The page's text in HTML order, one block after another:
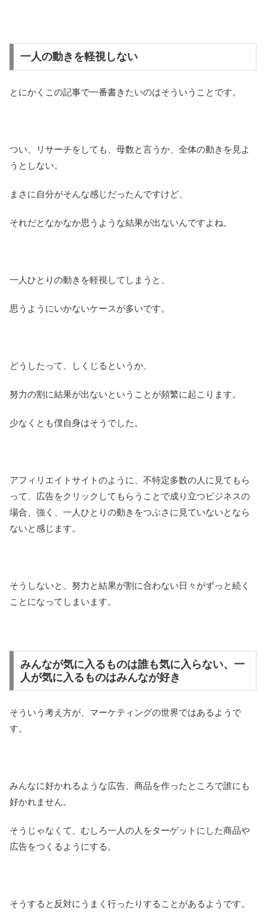
一人の動きを軽視しない
とにかくこの記事で一番書きたいのはそういうことです。
つい、リサーチをしても、母数と言うか、全体の動きを見よ
うとしない。
まさに自分がそんな感じだったんですけど、
それだとなかなか思うような結果が出ないんですよね。
一人ひとりの動きを軽視してしまうと、
思うようにいかないケースが多いです。
どうしたって、しくじるというか、
努力の割に結果が出ないということが頻繁に起こります。
少なくとも僕自身はそうでした。
アフィリエイトサイトのように、不特定多数の人に見てもら
って、広告をクリックしてもらうことで成り立つビジネスの
場合、強く、一人ひとりの動きをつぶさに見ていないとなら
ないと感じます。
そうしないと、努力と結果が割に合わない日々がずっと続く
ことになってしまいます。
みんなが気に入るものは誰も気に入らない、一
人が気に入るものはみんなが好き
そういう考え方が、マーケティングの世界ではあるようで
す。
みんなに好かれるような広告、商品を作ったところで誰にも
好かれません。
そうじゃなくて、むしろ一人の人をターゲットにした商品や
広告をつくるようにする。
そうすると反対にうまく行ったりすることがあるようです。